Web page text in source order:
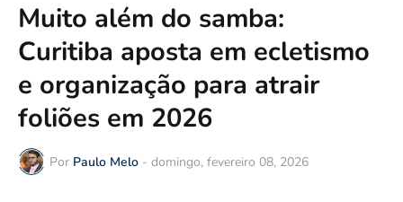
Muito além do samba:
Curitiba aposta em ecletismo
e organização para atrair
foliões em 2026
Por Paulo Melo - domingo, fevereiro 08, 2026